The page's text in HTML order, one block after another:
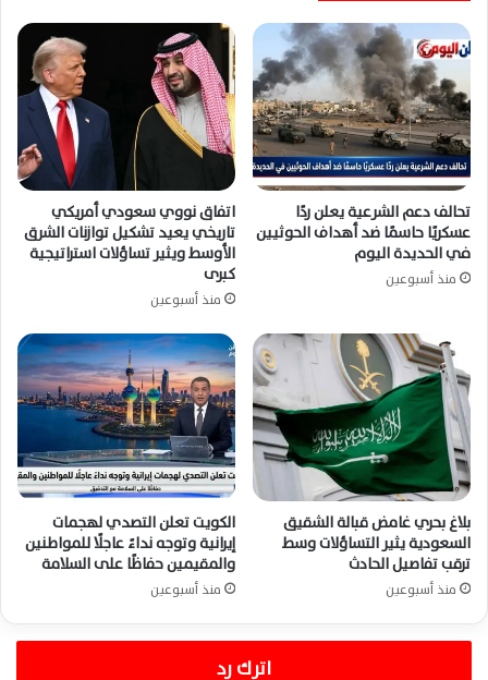
تحالف دعم الشرعية يعلن ردًا
عسكريًا حاسمًا ضد أهداف الحوثيين
في الحديدة اليوم
منذ أسبوعين
اتفاق نووي سعودي أمريكي
تاريخي يعيد تشكيل توازنات الشرق
الأوسط ويثير تساؤلات استراتيجية
كبرى
منذ أسبوعين
بلاغ بحري غامض قبالة الشقيق
السعودية يثير التساؤلات وسط
ترقب تفاصيل الحادث
منذ أسبوعين
الكويت تعلن التصدي لهجمات
إيرانية وتوجه نداءً عاجلًا للمواطنين
والمقيمين حفاظًا على السلامة
منذ أسبوعين
اترك رد